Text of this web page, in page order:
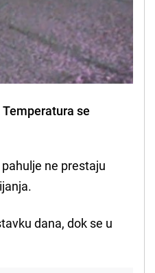
se
ne prestaju
dana, dok se u